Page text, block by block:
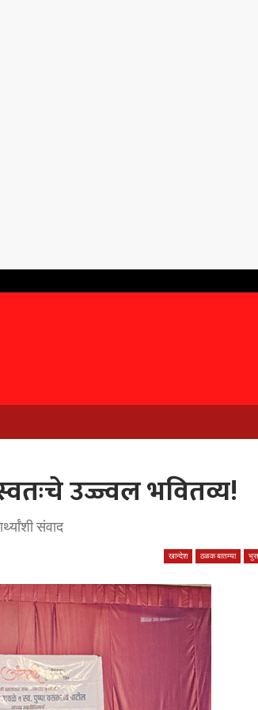
उज्ज्वल भवितव्य!
संवाद
खान्देश ठळक बातम्या